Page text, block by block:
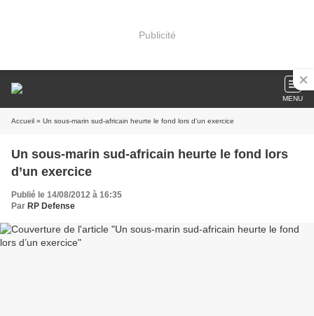
Publicité
MENU
Accueil » Un sous-marin sud-africain heurte le fond lors d’un exercice
Un sous-marin sud-africain heurte le fond lors
d’un exercice
Publié le 14/08/2012 à 16:35
Par RP Defense